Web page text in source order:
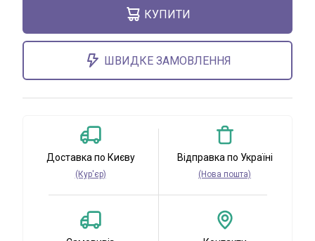
КУПИТИ
ШВИДКЕ ЗАМОВЛЕННЯ
Доставка по Києву
(Кур'єр)
Відправка по Україні
(Нова пошта)